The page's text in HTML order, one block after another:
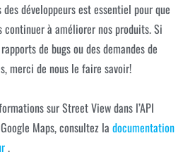
développeurs est essentiel pour que
continuer à améliorer nos produits. Si
de bugs ou des demandes de
merci de nous le faire savoir!
sur Street View dans l’API
Maps, consultez la documentation
.